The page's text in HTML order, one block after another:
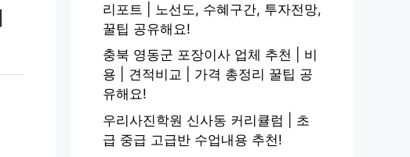
리포트 | 노선도, 수혜구간, 투자전망,
꿀팁 공유해요!
충북 영동군 포장이사 업체 추천 | 비
용 | 견적비교 | 가격 총정리 꿀팁 공
유해요!
우리사진학원 신사동 커리큘럼 | 초
급 중급 고급반 수업내용 추천!